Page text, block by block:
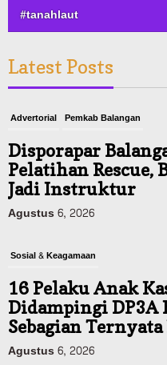
#tanahlaut
Latest Posts
Advertorial Pemkab Balangan
Disporapar
Pelatihan Rescue,
Jadi Instruktur
Agustus 6, 2026
Sosial & Keagamaan
16 Pelaku Anak
Didampingi DP3A
Sebagian
Agustus 6, 2026